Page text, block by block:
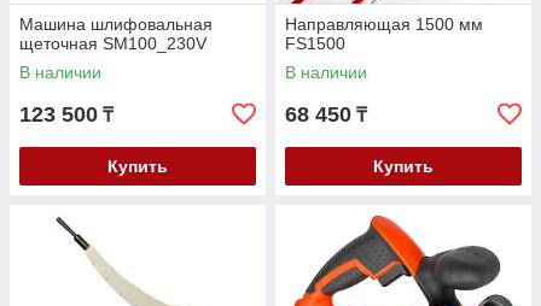
Машина шлифовальная
щеточная SM100_230V
В наличии
123 500 ₸
Купить
Направляющая 1500 мм
FS1500
В наличии
68 450 ₸
Купить